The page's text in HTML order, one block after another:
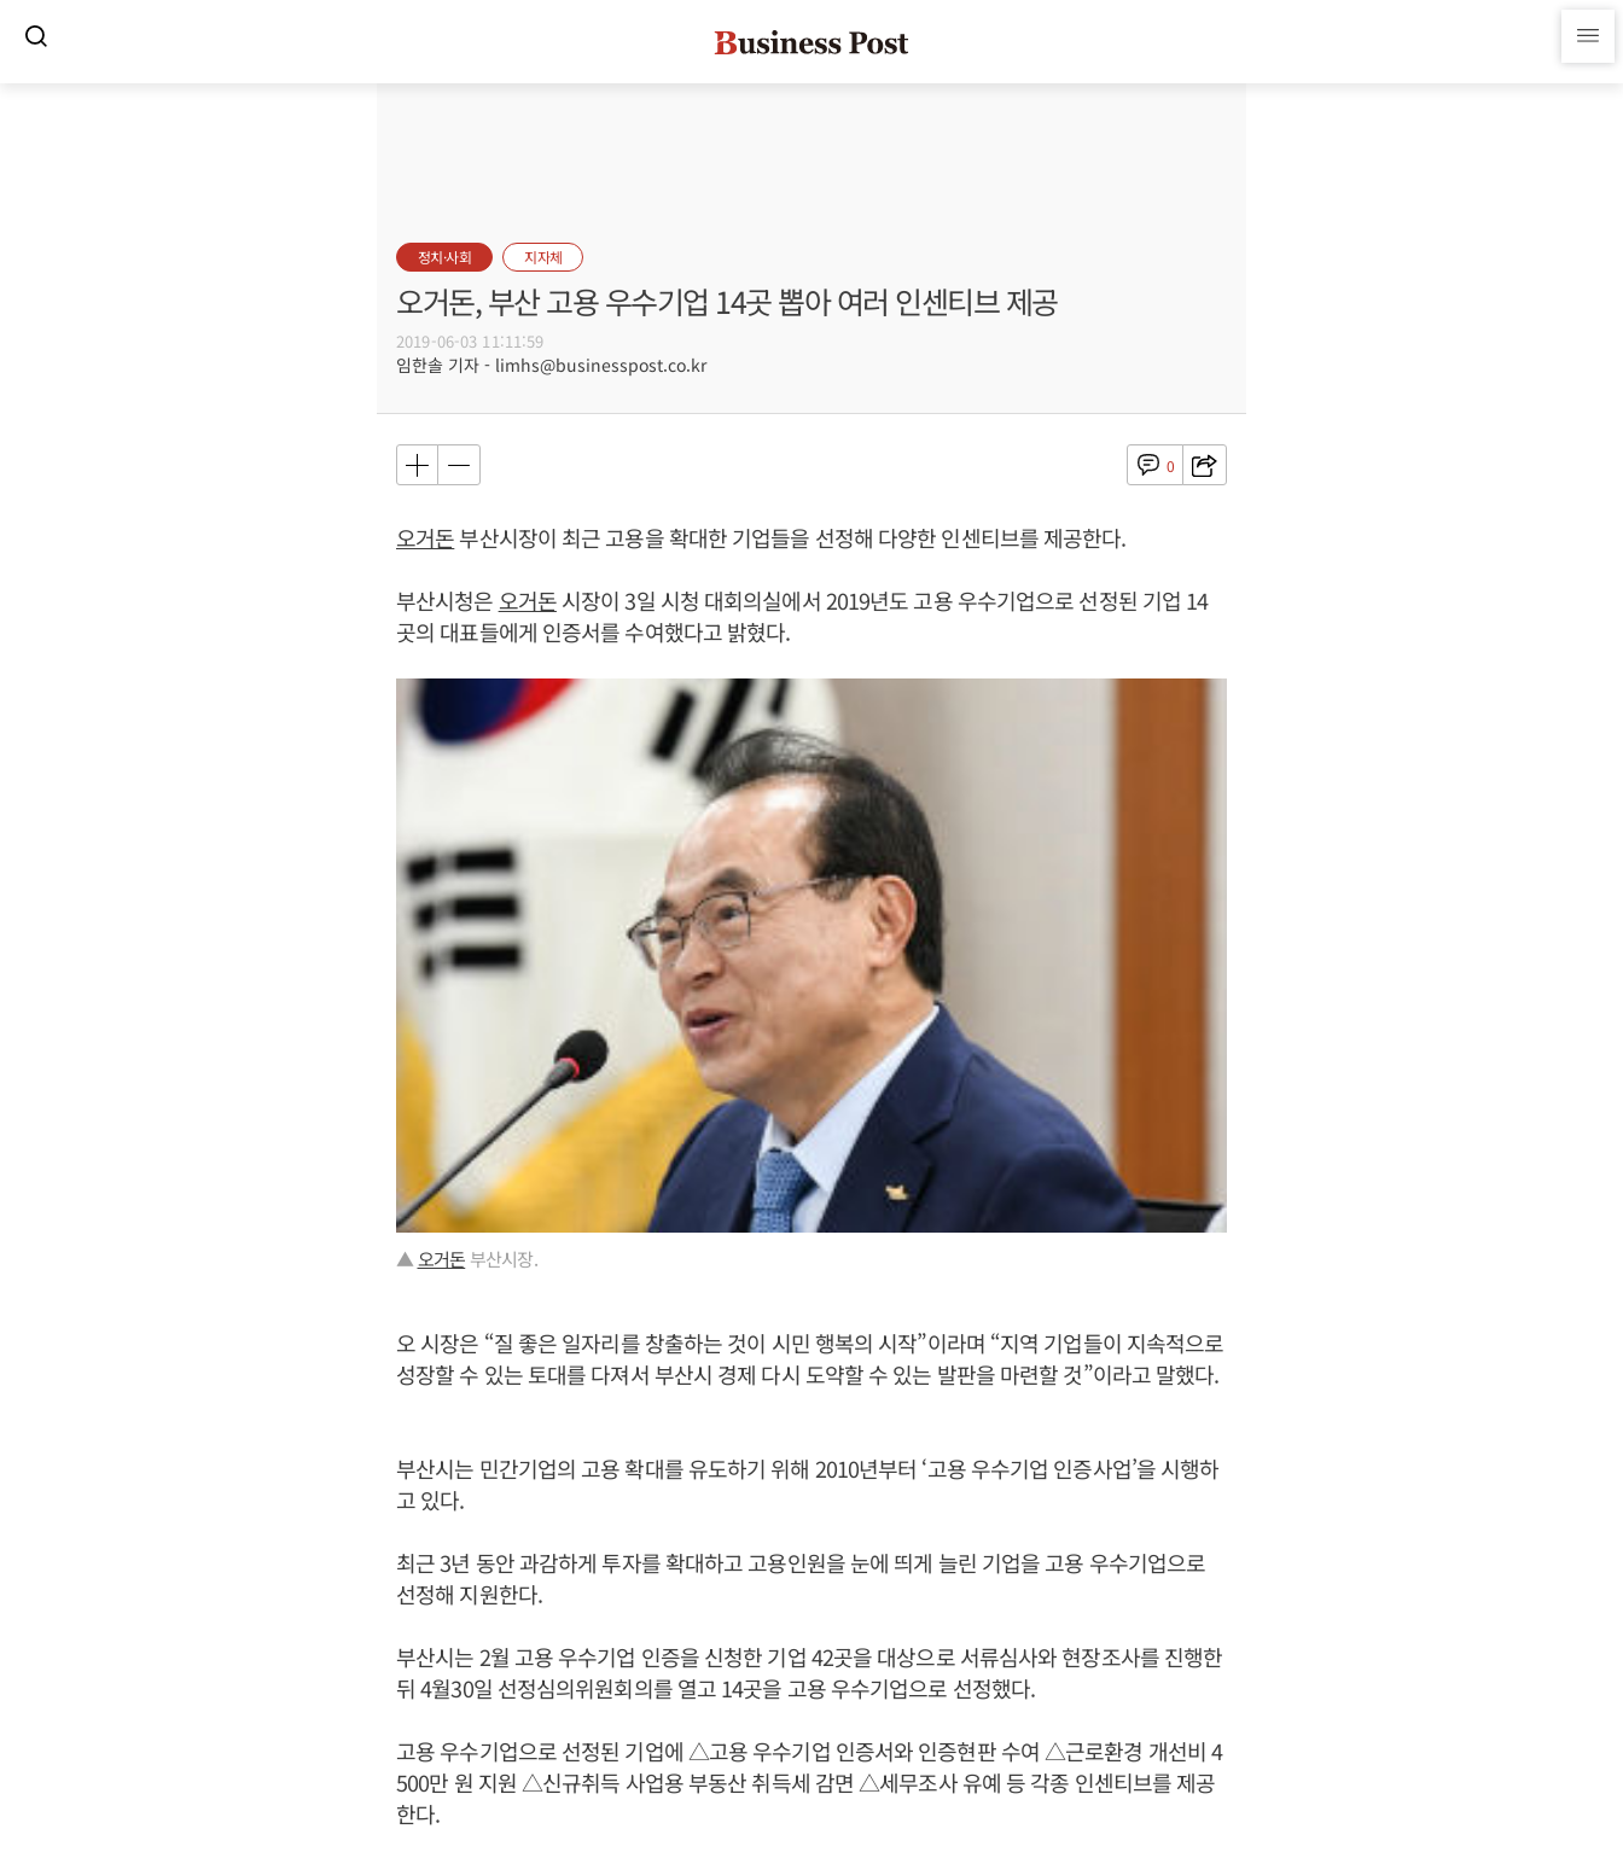
정치·사회 지자체
오거돈, 부산 고용 우수기업 14곳 뽑아 여러 인센티브 제공
2019-06-03 11:11:59
임한솔 기자 - limhs@businesspost.co.kr
0
오거돈부산시장이 최근 고용을 확대한 기업들을 선정해 다양한 인센티브를 제공한다.
부산시청은 오거돈시장이 3일 시청 대회의실에서 2019년도 고용 우수기업으로 선정된 기업 14
곳의 대표들에게 인증서를 수여했다고 밝혔다.
▲오거돈 부산시장.
오 시장은 “질 좋은 일자리를 창출하는 것이 시민 행복의 시작”이라며 “지역 기업들이 지속적으로
성장할 수 있는 토대를 다져서 부산시 경제 다시 도약할 수 있는 발판을 마련할 것”이라고 말했다.
부산시는 민간기업의 고용 확대를 유도하기 위해 2010년부터 ‘고용 우수기업 인증사업’을 시행하
고 있다.
최근 3년 동안 과감하게 투자를 확대하고 고용인원을 눈에 띄게 늘린 기업을 고용 우수기업으로
선정해 지원한다.
부산시는 2월 고용 우수기업 인증을 신청한 기업 42곳을 대상으로 서류심사와 현장조사를 진행한
뒤 4월30일 선정심의위원회의를 열고 14곳을 고용 우수기업으로 선정했다.
고용 우수기업으로 선정된 기업에 △고용 우수기업 인증서와 인증현판 수여 △근로환경 개선비 4
500만 원 지원 △신규취득 사업용 부동산 취득세 감면 △세무조사 유예 등 각종 인센티브를 제공
한다.